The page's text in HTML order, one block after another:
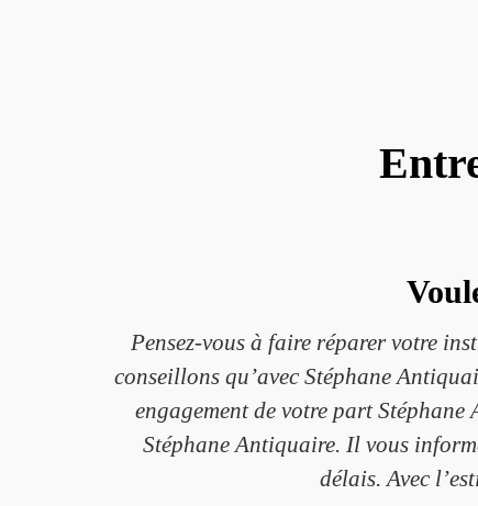
Pensez-vous à faire réparer votre
conseillons qu’avec Stéphane
engagement de votre part
Stéphane Antiquaire. Il vous
délais. Avec